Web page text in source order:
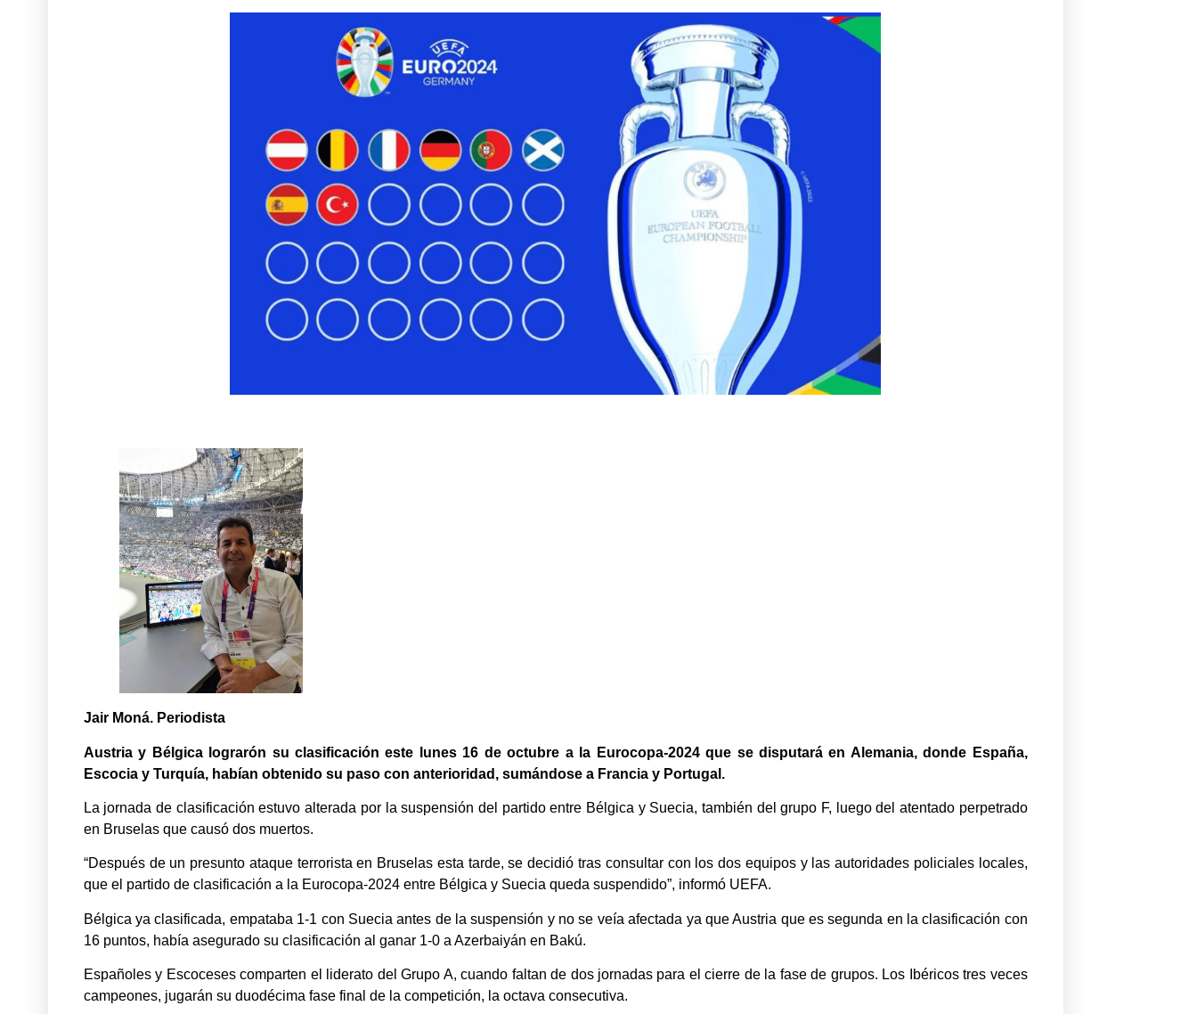
Jair Moná. Periodista
Austria y Bélgica lograrón su clasificación este lunes 16 de octubre a la Eurocopa-2024 que se disputará en Alemania, donde España,
Escocia y Turquía, habían obtenido su paso con anterioridad, sumándose a Francia y Portugal.
La jornada de clasificación estuvo alterada por la suspensión del partido entre Bélgica y Suecia, también del grupo F, luego del atentado perpetrado
en Bruselas que causó dos muertos.
“Después de un presunto ataque terrorista en Bruselas esta tarde, se decidió tras consultar con los dos equipos y las autoridades policiales locales,
que el partido de clasificación a la Eurocopa-2024 entre Bélgica y Suecia queda suspendido”, informó UEFA.
Bélgica ya clasificada, empataba 1-1 con Suecia antes de la suspensión y no se veía afectada ya que Austria que es segunda en la clasificación con
16 puntos, había asegurado su clasificación al ganar 1-0 a Azerbaiyán en Bakú.
Españoles y Escoceses comparten el liderato del Grupo A, cuando faltan de dos jornadas para el cierre de la fase de grupos. Los Ibéricos tres veces
campeones, jugarán su duodécima fase final de la competición, la octava consecutiva.